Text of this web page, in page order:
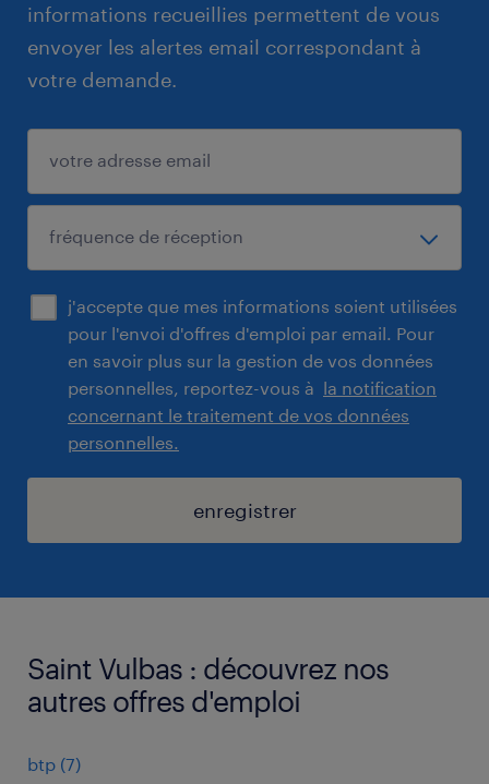
informations recueillies permettent de vous
envoyer les alertes email correspondant à
votre demande.
j'accepte que mes informations soient utilisées
pour l'envoi d'offres d'emploi par email. Pour
en savoir plus sur la gestion de vos données
personnelles, reportez-vous à la notification
concernant le traitement de vos données
personnelles.
enregistrer
Saint Vulbas : découvrez nos
autres offres d'emploi
btp (7)